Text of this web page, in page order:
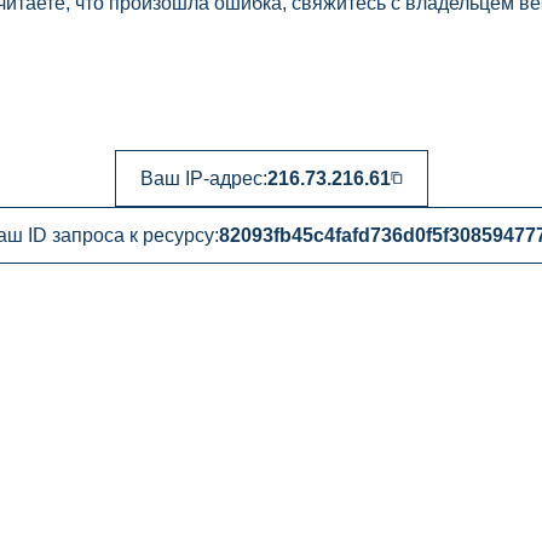
Ваш IP-адрес:216.73.216.61
ID запроса к ресурсу: